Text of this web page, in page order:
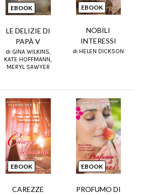
EBOOK
LE DELIZIE DI
PAPÀ V
di GINA WILKINS,
KATE HOFFMANN,
MERYL SAWYER
EBOOK
NOBILI
INTERESSI
di HELEN DICKSON
EBOOK
CAREZZE
EBOOK
PROFUMO DI